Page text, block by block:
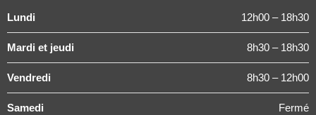
Lundi 12h00 – 18h30
Mardi et jeudi 8h30 – 18h30
Vendredi 8h30 – 12h00
Samedi Fermé